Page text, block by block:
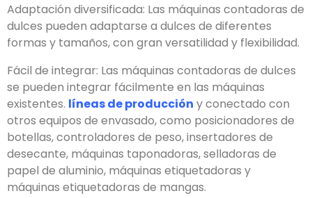
Adaptación diversificada: Las máquinas contadoras de
dulces pueden adaptarse a dulces de diferentes
formas y tamaños, con gran versatilidad y flexibilidad.
Fácil de integrar: Las máquinas contadoras de dulces
se pueden integrar fácilmente en las máquinas
existentes. líneas de producción y conectado con
otros equipos de envasado, como posicionadores de
botellas, controladores de peso, insertadores de
desecante, máquinas taponadoras, selladoras de
papel de aluminio, máquinas etiquetadoras y
máquinas etiquetadoras de mangas.